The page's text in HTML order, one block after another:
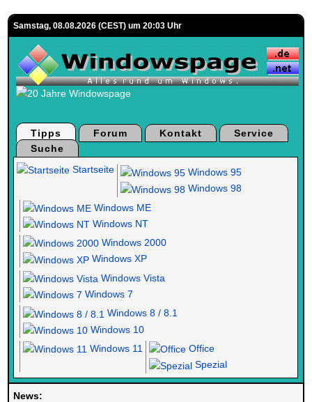
Samstag, 08.08.2026 (CEST) um 20:03 Uhr
Tipps Forum Kontakt
Service
Suche
Startseite
Windows 95
Windows 98
Windows ME
Windows NT
Windows 2000
Windows XP
Windows Vista
Windows 7
Windows 8 / 8.1
Windows 10
Windows 11
Office
Spezial
News: